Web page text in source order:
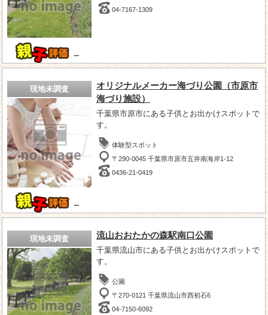
－
04-7167-1309
現地未調査
－
オリジナルメーカー海づり公園（市原市
海づり施設）
千葉県市原市にある子供とお出かけスポットで
す。
体験型スポット
〒290-0045 千葉県市原市五井南海岸1-12
0436-21-0419
現地未調査 流山おおたかの森駅南口公園
千葉県流山市にある子供とお出かけスポットで
す。
公園
〒270-0121 千葉県流山市西初石6
04-7150-6092